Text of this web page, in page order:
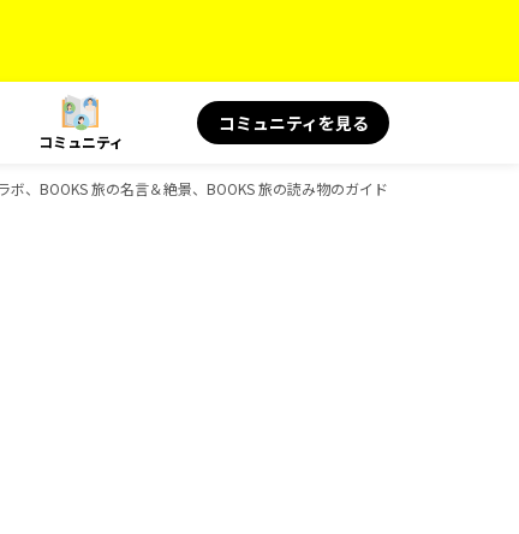
コミュニティ
コミュニティを見る
、BOOKS 旅の名言＆絶景、BOOKS 旅の読み物のガイドブック一覧